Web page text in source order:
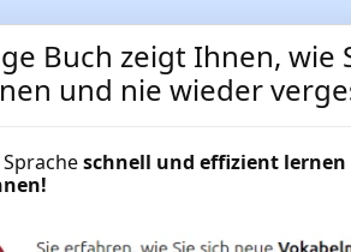
für
Griechisch-
Buch zeigt Ihnen, wie
und nie wieder
schnell und effizient lernen